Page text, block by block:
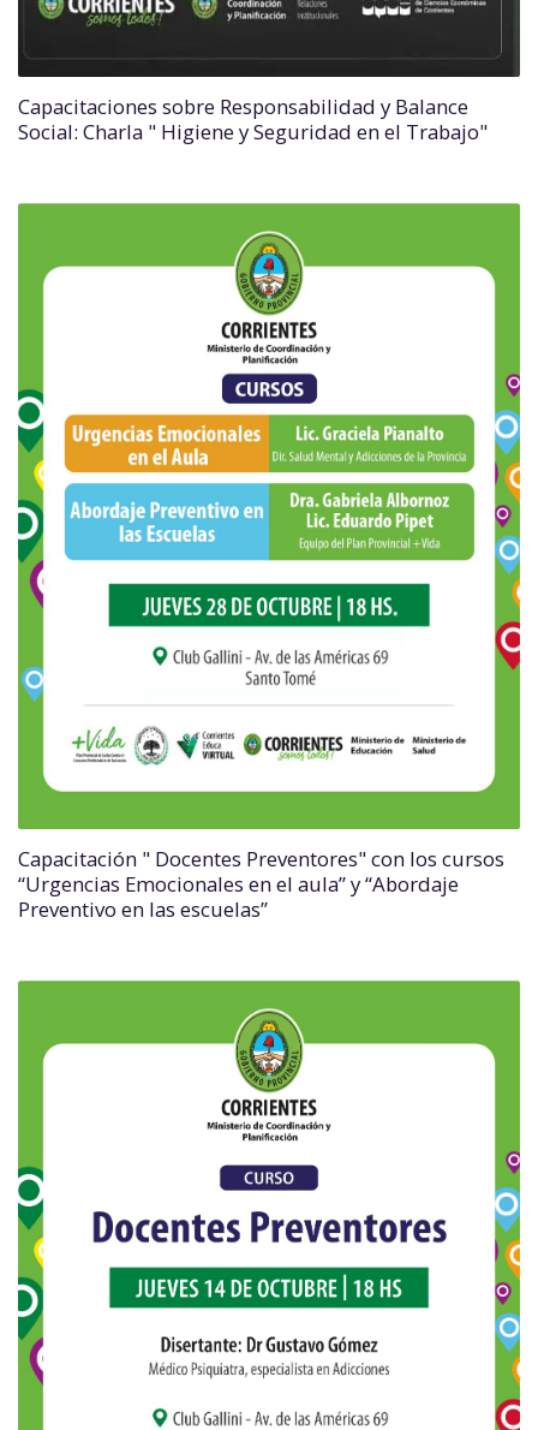
Capacitaciones sobre Responsabilidad y Balance
Social: Charla " Higiene y Seguridad en el Trabajo"
Capacitación " Docentes Preventores" con los cursos
“Urgencias Emocionales en el aula” y “Abordaje
Preventivo en las escuelas”